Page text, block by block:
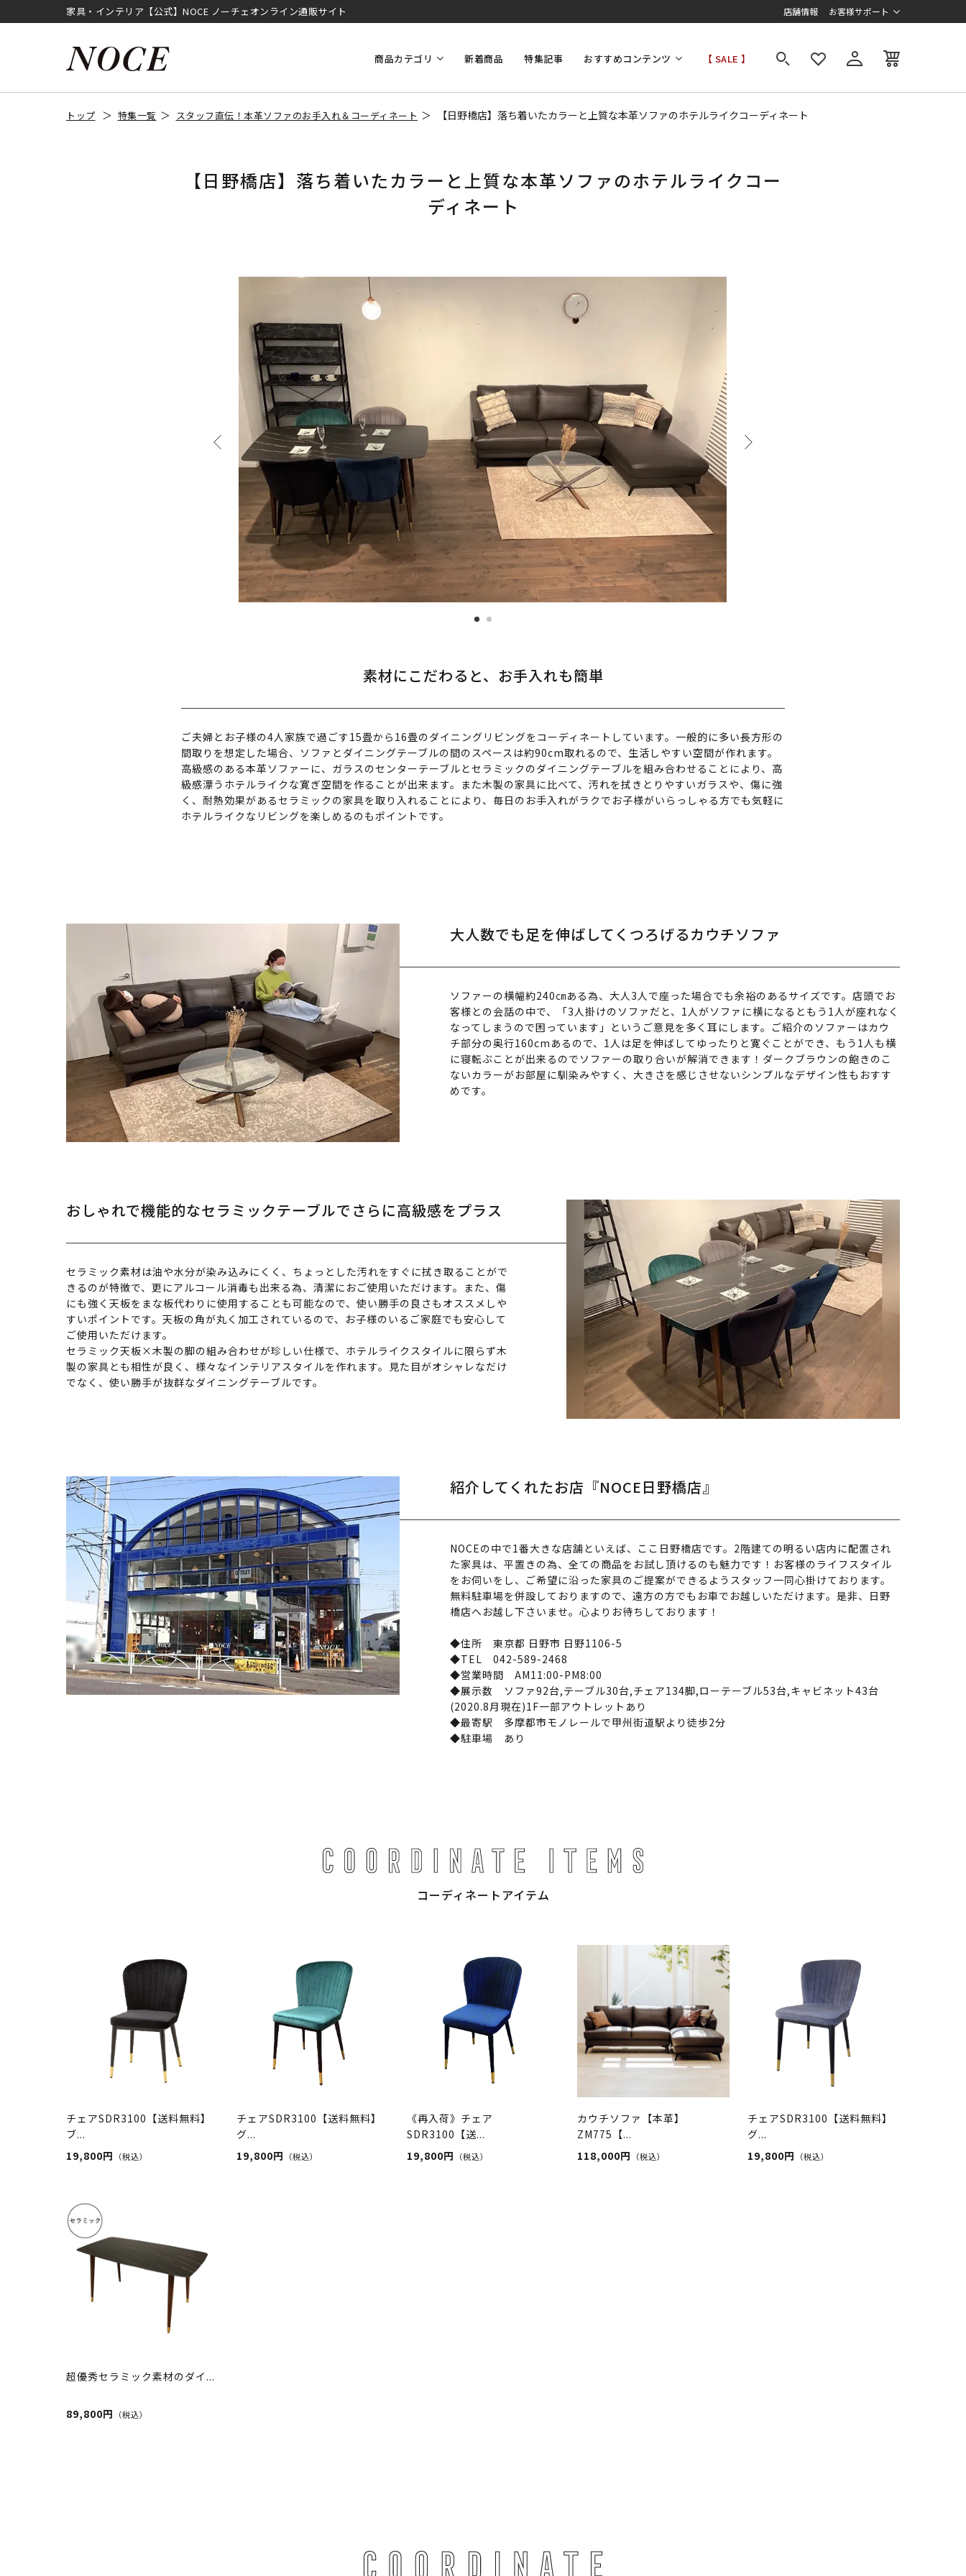
家具・インテリア【公式】NOCE ノーチェオンライン通販サイト 店舗情報 お客様サポート
商品カテゴリ 新着商品 特集記事 おすすめコンテンツ 【 SALE 】
トップ 特集一覧 スタッフ直伝！本革ソファのお手入れ＆コーディネート 【日野橋店】落ち着いたカラーと上質な本革ソファのホテルライクコーディネート
【日野橋店】落ち着いたカラーと上質な本革ソファのホテルライクコー
ディネート
素材にこだわると、お手入れも簡単
ご夫婦とお子様の4人家族で過ごす15畳から16畳のダイニングリビングをコーディネートしています。一般的に多い長方形の
間取りを想定した場合、ソファとダイニングテーブルの間のスペースは約90cm取れるので、生活しやすい空間が作れます。
高級感のある本革ソファーに、ガラスのセンターテーブルとセラミックのダイニングテーブルを組み合わせることにより、高
級感漂うホテルライクな寛ぎ空間を作ることが出来ます。また木製の家具に比べて、汚れを拭きとりやすいガラスや、傷に強
く、耐熱効果があるセラミックの家具を取り入れることにより、毎日のお手入れがラクでお子様がいらっしゃる方でも気軽に
ホテルライクなリビングを楽しめるのもポイントです。
大人数でも足を伸ばしてくつろげるカウチソファ
ソファーの横幅約240㎝ある為、大人3人で座った場合でも余裕のあるサイズです。店頭でお
客様との会話の中で、「3人掛けのソファだと、1人がソファに横になるともう1人が座れなく
なってしまうので困っています」というご意見を多く耳にします。ご紹介のソファーはカウ
チ部分の奥行160cmあるので、1人は足を伸ばしてゆったりと寛ぐことができ、もう1人も横
に寝転ぶことが出来るのでソファーの取り合いが解消できます！ダークブラウンの飽きのこ
ないカラーがお部屋に馴染みやすく、大きさを感じさせないシンプルなデザイン性もおすす
めです。
おしゃれで機能的なセラミックテーブルでさらに高級感をプラス
セラミック素材は油や水分が染み込みにくく、ちょっとした汚れをすぐに拭き取ることがで
きるのが特徴で、更にアルコール消毒も出来る為、清潔におご使用いただけます。また、傷
にも強く天板をまな板代わりに使用することも可能なので、使い勝手の良さもオススメしや
すいポイントです。天板の角が丸く加工されているので、お子様のいるご家庭でも安心して
ご使用いただけます。
セラミック天板×木製の脚の組み合わせが珍しい仕様で、ホテルライクスタイルに限らず木
製の家具とも相性が良く、様々なインテリアスタイルを作れます。見た目がオシャレなだけ
でなく、使い勝手が抜群なダイニングテーブルです。
紹介してくれたお店『NOCE日野橋店』
NOCEの中で1番大きな店舗といえば、ここ日野橋店です。2階建ての明るい店内に配置され
た家具は、平置きの為、全ての商品をお試し頂けるのも魅力です！お客様のライフスタイル
をお伺いをし、ご希望に沿った家具のご提案ができるようスタッフ一同心掛けております。
無料駐車場を併設しておりますので、遠方の方でもお車でお越しいただけます。是非、日野
橋店へお越し下さいませ。心よりお待ちしております！
◆住所 東京都 日野市 日野1106-5
◆TEL 042-589-2468
◆営業時間 AM11:00-PM8:00
◆展示数 ソファ92台,テーブル30台,チェア134脚,ローテーブル53台,キャビネット43台
(2020.8月現在)1F一部アウトレットあり
◆最寄駅 多摩都市モノレールで甲州街道駅より徒歩2分
◆駐車場 あり
コーディネートアイテム
チェアSDR3100【送料無料】
ブ...
19,800円
（税込）
チェアSDR3100【送料無料】
グ...
19,800円
（税込）
《再入荷》チェア
SDR3100【送...
19,800円
（税込）
カウチソファ【本革】
ZM775【...
118,000円
（税込）
チェアSDR3100【送料無料】
グ...
19,800円
（税込）
超優秀セラミック素材のダイ...
89,800円 （税込）